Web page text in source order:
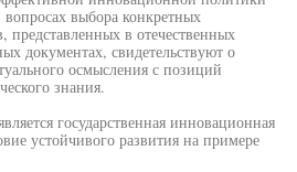
выбора конкретных
представленных в отечественных
документах, свидетельствуют о
осмысления с позиций
знания.
государственная инновационная
устойчивого развития на примере